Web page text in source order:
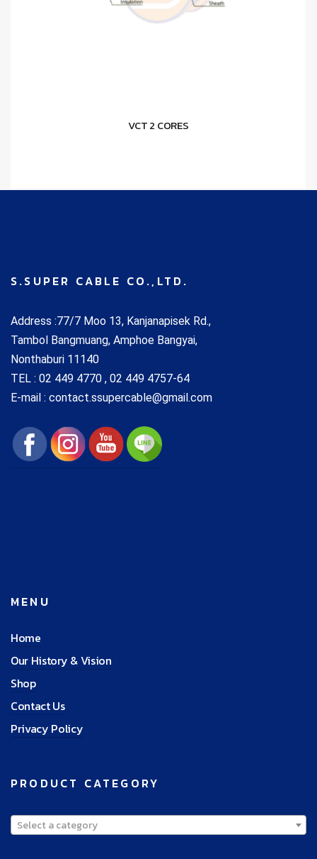
VCT 2 CORES
S.SUPER CABLE CO.,LTD.
Address :77/7 Moo 13, Kanjanapisek Rd.,
Tambol Bangmuang, Amphoe Bangyai,
Nonthaburi 11140
TEL : 02 449 4770 , 02 449 4757-64
E-mail : contact.ssupercable@gmail.com
MENU
Home
Our History & Vision
Shop
Contact Us
Privacy Policy
PRODUCT CATEGORY
Select a category